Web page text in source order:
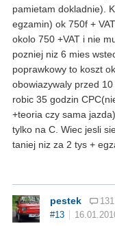
pamietam dokladnie).
egzamin) ok 750f +
okolo 750 +VAT i nie
pozniej niz 6 mies
poprawkowy to koszt
obowiazywaly przed
robic 35 godzin
+teoria czy sama
tylko na C. Wiec jesli
taniej niz za 2 tys +
pestek 131
#13